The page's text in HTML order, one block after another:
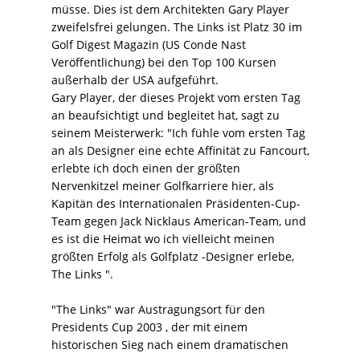
müsse. Dies ist dem Architekten Gary Player
zweifelsfrei gelungen. The Links ist Platz 30 im
Golf Digest Magazin (US Conde Nast
Veröffentlichung) bei den Top 100 Kursen
außerhalb der USA aufgeführt.
Gary Player, der dieses Projekt vom ersten Tag
an beaufsichtigt und begleitet hat, sagt zu
seinem Meisterwerk: "Ich fühle vom ersten Tag
an als Designer eine echte Affinität zu Fancourt,
erlebte ich doch einen der größten
Nervenkitzel meiner Golfkarriere hier, als
Kapitän des Internationalen Präsidenten-Cup-
Team gegen Jack Nicklaus American-Team, und
es ist die Heimat wo ich vielleicht meinen
größten Erfolg als Golfplatz -Designer erlebe,
The Links ".
"The Links" war Austragungsort für den
Presidents Cup 2003 , der mit einem
historischen Sieg nach einem dramatischen